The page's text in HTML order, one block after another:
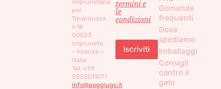
Imprunetana
per
Tavarnuzze
n.16
50023
Impruneta
– Firenze –
Italia
Tel. +39
0552011077
info@poggiugo.it
termini e
le
condizioni
Domande
frequenti
Dove
spediamo
Imballaggi
Consigli
contro il
gelo